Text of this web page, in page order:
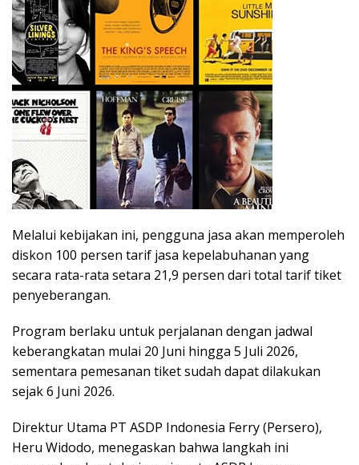
Melalui kebijakan ini, pengguna jasa akan memperoleh
diskon 100 persen tarif jasa kepelabuhanan yang
secara rata-rata setara 21,9 persen dari total tarif tiket
penyeberangan.
Program berlaku untuk perjalanan dengan jadwal
keberangkatan mulai 20 Juni hingga 5 Juli 2026,
sementara pemesanan tiket sudah dapat dilakukan
sejak 6 Juni 2026.
Direktur Utama PT ASDP Indonesia Ferry (Persero),
Heru Widodo, menegaskan bahwa langkah ini